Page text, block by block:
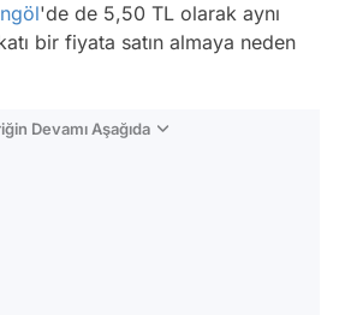
'de de 5,50 TL olarak aynı
bir fiyata satın almaya neden
Devamı Aşağıda